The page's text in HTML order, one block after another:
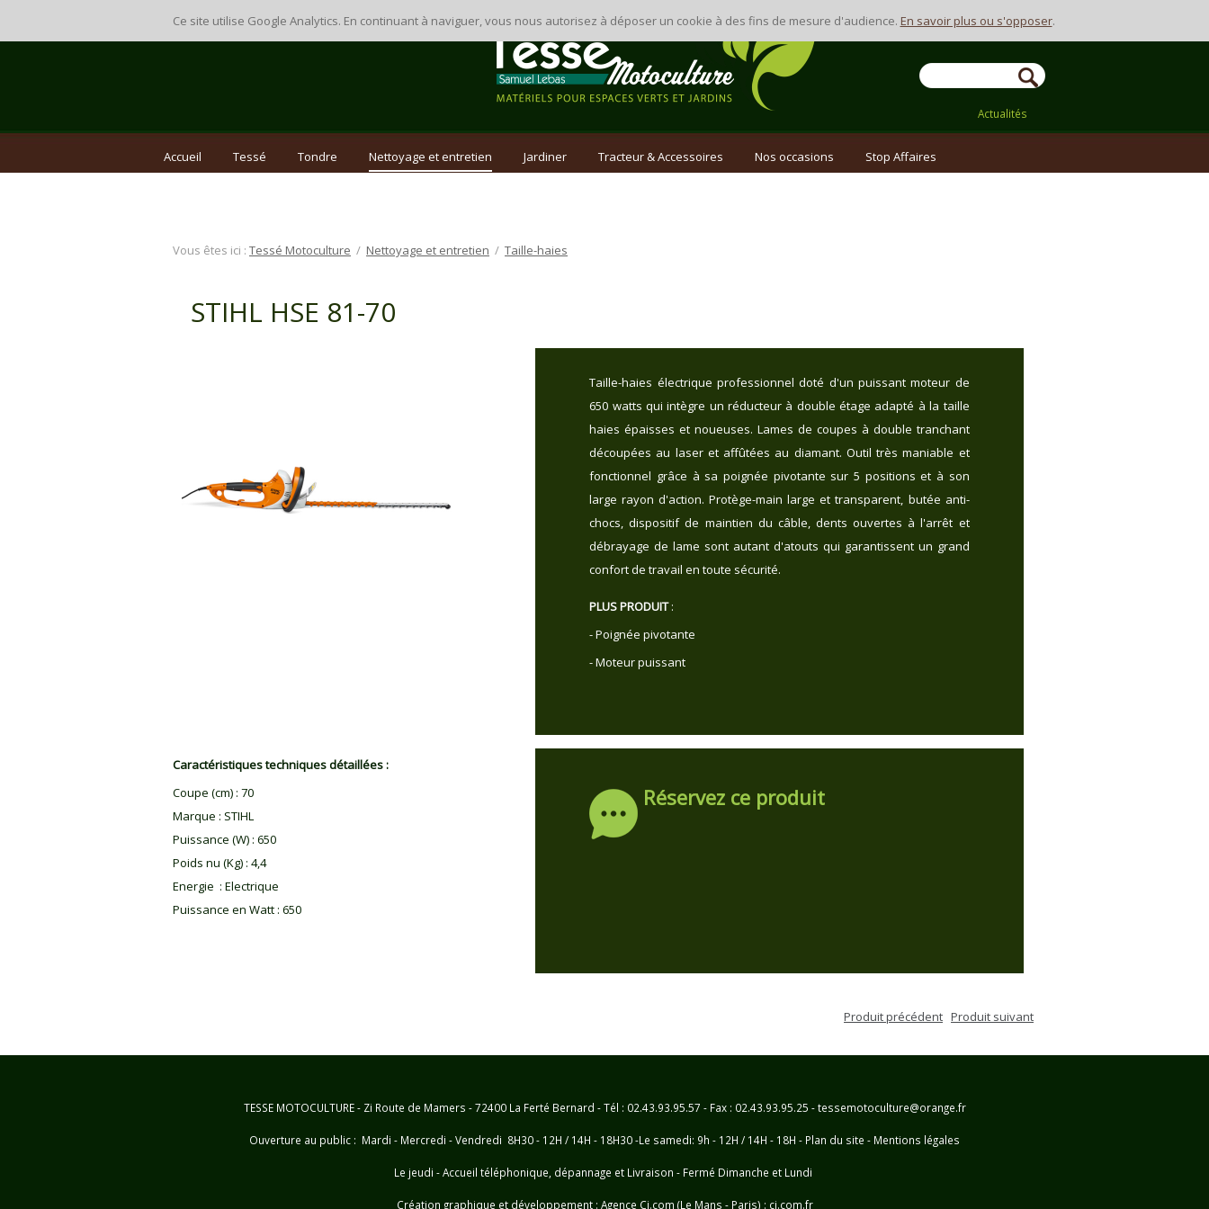
Ce site utilise Google Analytics. En continuant à naviguer, vous nous autorisez à déposer un cookie à des fins de mesure d'audience. En savoir plus ou s'opposer.
Contact
Actualités
Accueil Tessé Tondre Nettoyage et entretien Jardiner Tracteur & Accessoires Nos occasions Stop Affaires
Vous êtes ici : Tessé Motoculture / Nettoyage et entretien / Taille-haies
STIHL HSE 81-70
Taille-haies électrique professionnel doté d'un puissant moteur de
650 watts qui intègre un réducteur à double étage adapté à la taille
haies épaisses et noueuses. Lames de coupes à double tranchant
découpées au laser et affûtées au diamant. Outil très maniable et
fonctionnel grâce à sa poignée pivotante sur 5 positions et à son
large rayon d'action. Protège-main large et transparent, butée anti-
chocs, dispositif de maintien du câble, dents ouvertes à l'arrêt et
débrayage de lame sont autant d'atouts qui garantissent un grand
confort de travail en toute sécurité.
PLUS PRODUIT:
- Poignée pivotante
- Moteur puissant
Caractéristiques techniques détaillées :
Coupe (cm) : 70
Marque : STIHL
Puissance (W) : 650
Poids nu (Kg) : 4,4
Energie : Electrique
Puissance en Watt : 650
Réservez ce produit
Produit précédent Produit suivant
TESSE MOTOCULTURE - Zi Route de Mamers - 72400 La Ferté Bernard - Tél : 02.43.93.95.57 - Fax : 02.43.93.95.25 - tessemotoculture@orange.fr
Ouverture au public : Mardi - Mercredi - Vendredi 8H30 - 12H / 14H - 18H30 -Le samedi: 9h - 12H / 14H - 18H - Plan du site - Mentions légales
Le jeudi - Accueil téléphonique, dépannage et Livraison - Fermé Dimanche et Lundi
Création graphique et développement : Agence Cj.com (Le Mans - Paris) : cj.com.fr